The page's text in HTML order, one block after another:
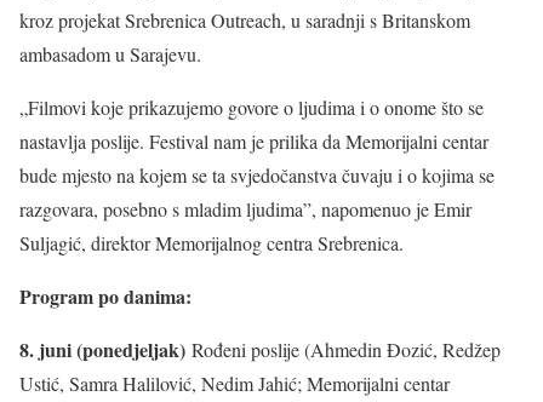
kroz projekat Srebrenica Outreach, u saradnji s Britanskom
ambasadom u Sarajevu.
„Filmovi koje prikazujemo govore o ljudima i o onome što se
nastavlja poslije. Festival nam je prilika da Memorijalni centar
bude mjesto na kojem se ta svjedočanstva čuvaju i o kojima se
razgovara, posebno s mladim ljudima”, napomenuo je Emir
Suljagić, direktor Memorijalnog centra Srebrenica.
Program po danima:
8. juni (ponedjeljak) Rođeni poslije (Ahmedin Đozić, Redžep
Ustić, Samra Halilović, Nedim Jahić; Memorijalni centar